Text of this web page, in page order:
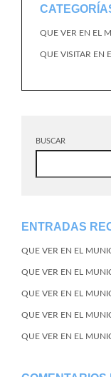
QUE VER EN EL
QUE VISITAR EN
BUSCAR
ENTRADAS
QUE VER EN EL
QUE VER EN EL
QUE VER EN EL
QUE VER EN EL
QUE VER EN EL